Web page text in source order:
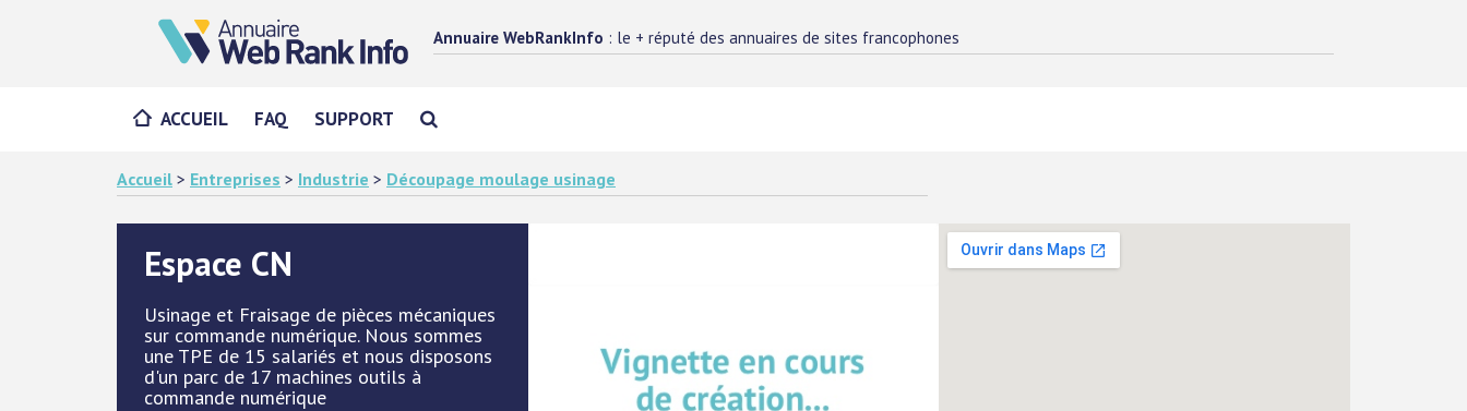
Annuaire WebRankInfo : le + réputé des annuaires de sites francophones
ACCUEIL FAQ SUPPORT
Accueil > Entreprises > Industrie > Découpage moulage usinage
Espace CN
Usinage et Fraisage de pièces mécaniques
sur commande numérique. Nous sommes
une TPE de 15 salariés et nous disposons
d'un parc de 17 machines outils à
commande numérique